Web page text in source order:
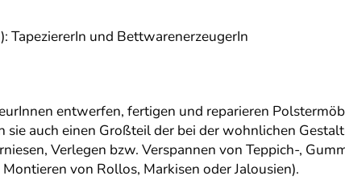
TapeziererIn und BettwarenerzeugerIn
entwerfen, fertigen und reparieren
auch einen Großteil der bei der wohnlichen
Verlegen bzw. Verspannen von Teppich-,
von Rollos, Markisen oder Jalousien).